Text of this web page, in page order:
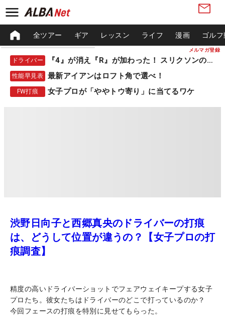
メルマガ登録
全ツアー ギア レッスン ライフ 漫画 ゴル
ドライバー 『4』が消え『R』が加わった！ スリクソンの新作
性能早見表 最新アイアンはロフト角で選べ！
FW打痕 女子プロが「ややトウ寄り」に当てるワケ
渋野日向子と西郷真央のドライバーの打痕
は、どうして位置が違うの？【女子プロの打
痕調査】
精度の高いドライバーショットでフェアウェイキープする女子
プロたち。彼女たちはドライバーのどこで打っているのか？
今回フェースの打痕を特別に見せてもらった。